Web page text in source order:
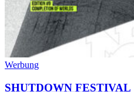
Werbung
SHUTDOWN FESTIVAL